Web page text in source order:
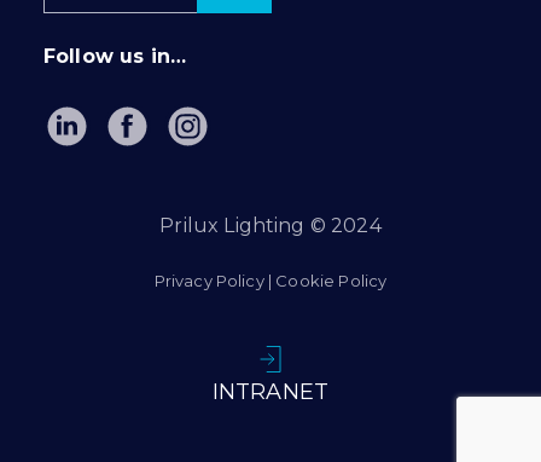
Follow us in…
Prilux Lighting © 2024
Privacy Policy| Cookie Policy
INTRANET